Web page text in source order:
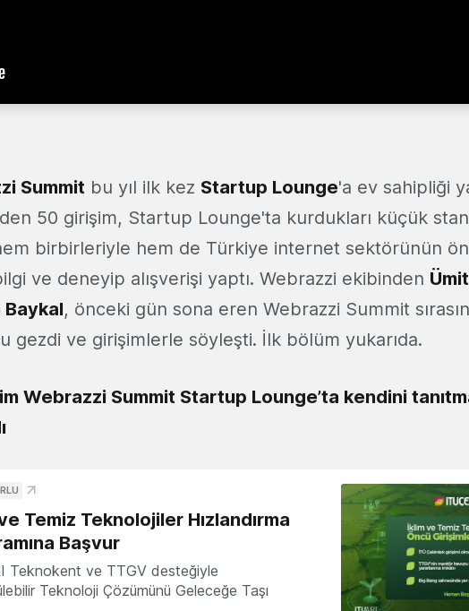
Summit bu yıl ilk kez Startup Lounge'a ev sahipliği
50 girişim, Startup Lounge'ta kurdukları küçük
birbirleriyle hem de Türkiye internet sektörünün
ve deneyip alışverişi yaptı. Webrazzi ekibinden
Baykal, önceki gün sona eren Webrazzi Summit
gezdi ve girişimlerle söyleşti. İlk bölüm yukarıda.
Webrazzi Summit Startup Lounge’ta kendini
Temiz Teknolojiler Hızlandırma
Başvur
Teknokent ve TTGV desteğiyle
Teknoloji Çözümünü Geleceğe Taşı